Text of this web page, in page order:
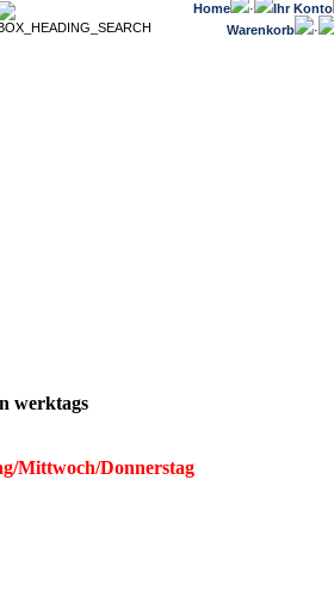
Home · Ihr Konto
Warenkorb
·
werktags
Mittwoch/Donnerstag